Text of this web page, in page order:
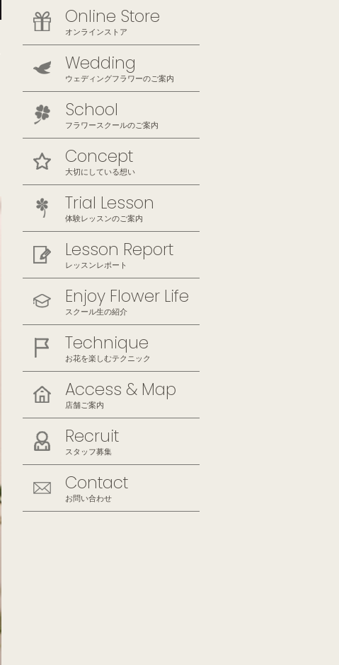
Online Store
オンラインストア
Wedding
ウェディングフラワーのご案内
School
フラワースクールのご案内
Concept
大切にしている想い
Trial Lesson
体験レッスンのご案内
Lesson Report
レッスンレポート
Enjoy Flower Life
スクール生の紹介
Technique
お花を楽しむテクニック
Access & Map
店舗ご案内
Recruit
スタッフ募集
Contact
お問い合わせ